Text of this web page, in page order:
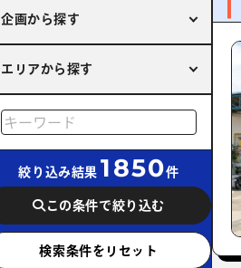
企画から探す
エリアから探す
絞り込み結果 1850件
この条件で絞り込む
検索条件をリセット